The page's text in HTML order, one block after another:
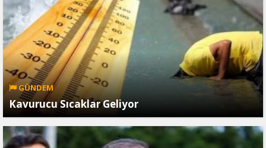
GÜNDEM
Kavurucu Sıcaklar Geliyor